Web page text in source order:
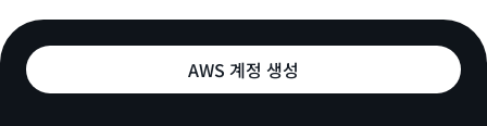
칠레 데이터 프라이버시
멕시코 데이터 프라이버시
인도 데이터 프라이버시
인도네시아 데이터 프라이버시
일본 데이터 프라이버시
일반 데이터 보호 규정(GDPR)
남아프리카공화국 데이터 프라이버시
AWS 계정 생성